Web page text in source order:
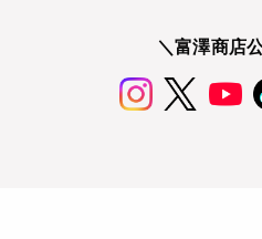
＼富澤商店